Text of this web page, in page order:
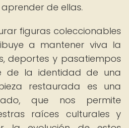
de ellas.
figuras coleccionables
a mantener viva la
deportes y pasatiempos
de la identidad de una
restaurada es una
que nos permite
raíces culturales y